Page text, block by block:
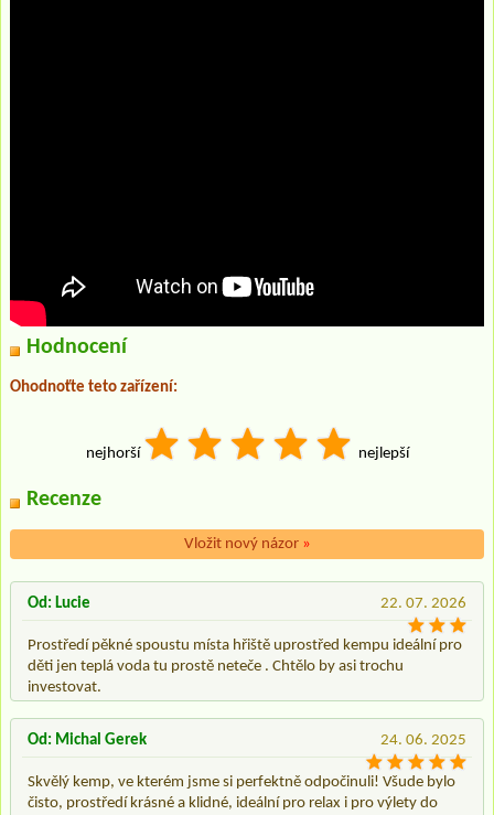
Hodnocení
Ohodnoťte teto zařízení:
nejhorší nejlepší
Recenze
Vložit nový názor »
22. 07. 2026
Od: Lucie
Prostředí pěkné spoustu místa hřiště uprostřed kempu ideální pro
děti jen teplá voda tu prostě neteče . Chtělo by asi trochu
investovat.
24. 06. 2025
Od: Michal Gerek
Skvělý kemp, ve kterém jsme si perfektně odpočinuli! Všude bylo
čisto, prostředí krásné a klidné, ideální pro relax i pro výlety do